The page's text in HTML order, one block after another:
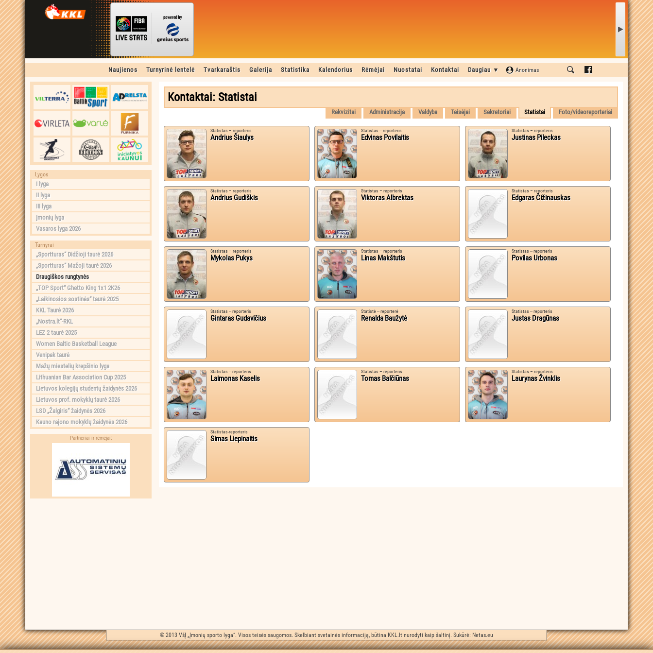
Naujienos Turnyrinė lentelė Tvarkaraštis Galerija Statistika Kalendorius Rėmėjai Nuostatai Kontaktai Daugiau ▼ Anonimas
Lygos
I lyga
II lyga
III lyga
Įmonių lyga
Vasaros lyga 2026
Turnyrai
„Sportturas“ Didžioji taurė 2026
„Sportturas“ Mažoji taurė 2026
Draugiškos rungtynės
„TOP Sport“ Ghetto King 1x1 2K26
„Laikinosios sostinės“ taurė 2025
KKL Taurė 2026
„Nostra.lt“-RKL
LEZ 2 taurė 2025
Women Baltic Basketball League
Venipak taurė
Mažų miestelių krepšinio lyga
Lithuanian Bar Association Cup 2025
Lietuvos kolegijų studentų žaidynės 2026
Lietuvos prof. mokyklų taurė 2026
LSD „Žalgiris“ žaidynės 2026
Kauno rajono mokyklų žaidynės 2026
Partneriai ir rėmėjai:
Kontaktai: Statistai
Rekvizitai Administracija Valdyba Teisėjai Sekretoriai Statistai Foto/videoreporteriai
Statistas – reporteris
Andrius Šiaulys
Statistas ‒ reporteris
Edvinas Povilaitis
Statistas – reporteris
Justinas Pileckas
Statistas – reporteris
Andrius Gudiškis
Statistas – reporteris
Viktoras Albrektas
Statistas – reporteris
Edgaras Čižinauskas
Statistas – reporteris
Mykolas Pukys
Statistas – reporteris
Linas Makštutis
Statistas ‒ reporteris
Povilas Urbonas
Statistas ‒ reporteris
Gintaras Gudavičius
Statistė ‒ reporterė
Renalda Baužytė
Statistas ‒ reporteris
Justas Dragūnas
Statistas ‒ reporteris
Laimonas Kaselis
Statistas – reporteris
Tomas Balčiūnas
Statistas – reporteris
Laurynas Žvinklis
Statistas-reporteris
Simas Liepinaitis
© 2013 VšĮ „Įmonių sporto lyga“. Visos teisės saugomos. Skelbiant svetainės informaciją, būtina KKL.lt nurodyti kaip šaltinį. Sukūrė: Netas.eu